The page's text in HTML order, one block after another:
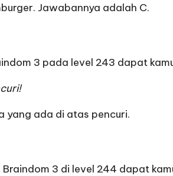
Jawabannya adalah C.
3 pada level 243 dapat
yang ada di atas pencuri.
3 di level 244 dapat